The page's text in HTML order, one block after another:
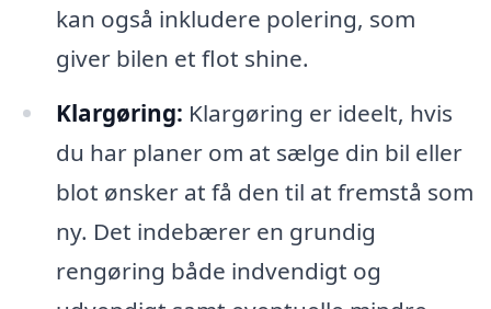
kan også inkludere polering, som
giver bilen et flot shine.
Klargøring: Klargøring er ideelt, hvis
du har planer om at sælge din bil eller
blot ønsker at få den til at fremstå som
ny. Det indebærer en grundig
rengøring både indvendigt og